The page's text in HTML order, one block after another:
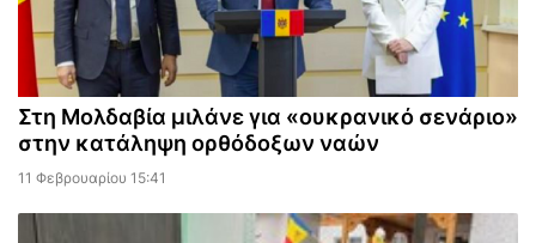
Στη Μολδαβία μιλάνε για «ουκρανικό σενάριο»
στην κατάληψη ορθόδοξων ναών
11 Φεβρουαρίου 15:41